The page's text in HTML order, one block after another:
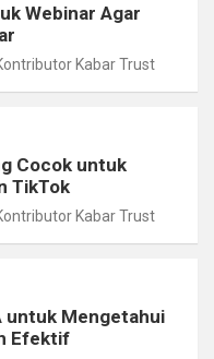
Webinar Agar
Kabar Trust
Cocok untuk
TikTok
Kabar Trust
untuk Mengetahui
Efektif